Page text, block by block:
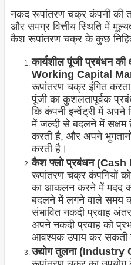
नकद रूपांतरण चक्र कंपनी की
और समग्र वित्तीय स्थिति में
कैश रूपांतरण चक्र के कुछ
कार्यशील पूंजी प्रबंधन
Working Capital
रूपांतरण चक्र इंगित
पूंजी का कुशलतापूर्वक
कि कंपनी इन्वेंट्री में अपने
में जल्दी से बदलने में सक्षम
करती है, और अपने
करती है।
कैश फ्लो प्रबंधन
रूपांतरण चक्र कंपनियों
का आकलन करने में मदद
बदलने में लगने वाले समय
संभावित नकदी प्रवाह
अपने नकदी प्रवाह को
आवश्यक उपाय कर सकती
उद्योग तुलना